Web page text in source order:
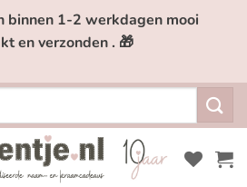
binnen 1-2 werkdagen mooi
en verzonden . 🎁